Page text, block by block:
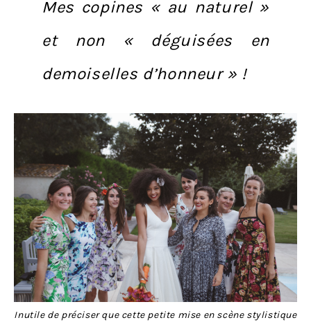
Mes copines « au naturel »
et non « déguisées en
demoiselles d’honneur » !
Inutile de préciser que cette petite mise en scène stylistique